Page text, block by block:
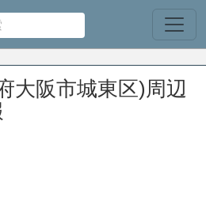
大阪市城東区)周辺